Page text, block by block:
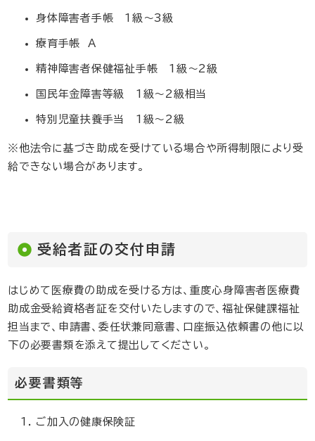
身体障害者手帳 1級～3級
療育手帳 A
精神障害者保健福祉手帳 1級～2級
国民年金障害等級 1級～2級相当
特別児童扶養手当 1級～2級
※他法令に基づき助成を受けている場合や所得制限により受
給できない場合があります。
受給者証の交付申請
はじめて医療費の助成を受ける方は、重度心身障害者医療費
助成金受給資格者証を交付いたしますので、福祉保健課福祉
担当まで、申請書、委任状兼同意書、口座振込依頼書の他に以
下の必要書類を添えて提出してください。
必要書類等
ご加入の健康保険証